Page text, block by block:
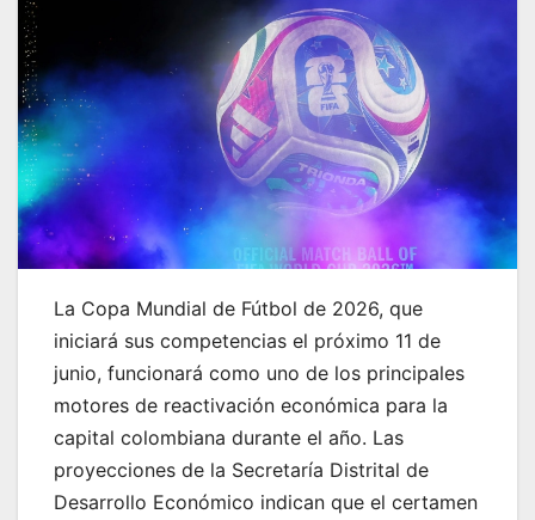
La Copa Mundial de Fútbol de 2026, que
iniciará sus competencias el próximo 11 de
junio, funcionará como uno de los principales
motores de reactivación económica para la
capital colombiana durante el año. Las
proyecciones de la Secretaría Distrital de
Desarrollo Económico indican que el certamen